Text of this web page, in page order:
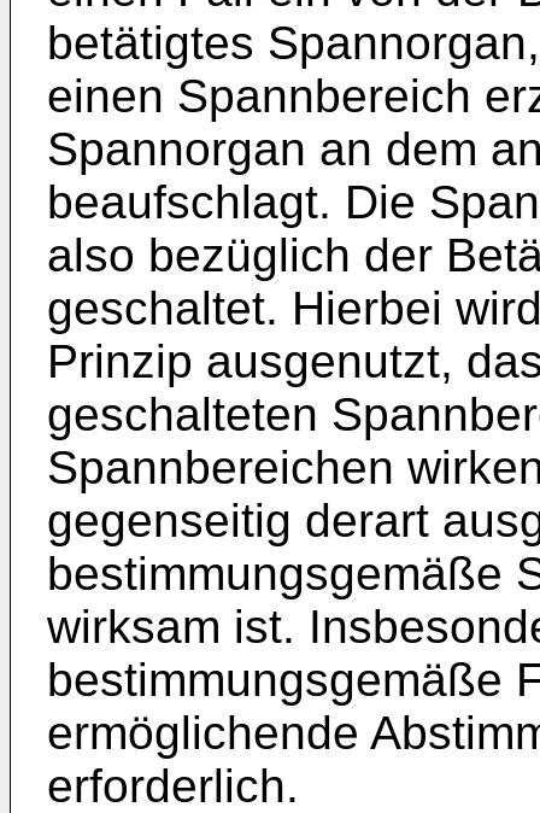
betätigtes
einen Spannbereich
Spannorgan an dem
beaufschlagt. Die
also bezüglich der
geschaltet. Hierbei
Prinzip ausgenutzt,
geschalteten
Spannbereichen
gegenseitig derart
bestimmungsgemäße
wirksam ist.
bestimmungsgemäße
ermöglichende
erforderlich.